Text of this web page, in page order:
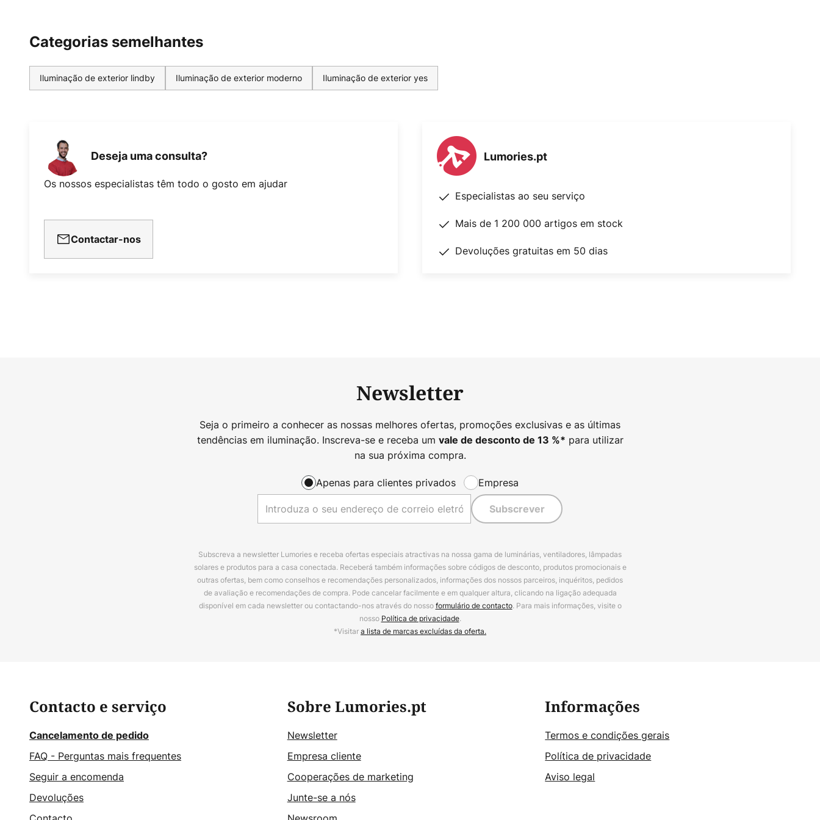
Categorias semelhantes
Iluminação de exterior lindby Iluminação de exterior moderno Iluminação de exterior yes
Deseja uma consulta?
Os nossos especialistas têm todo o gosto em ajudar
Contactar-nos
Lumories.pt
Especialistas ao seu serviço
Mais de 1 200 000 artigos em stock
Devoluções gratuitas em 50 dias
Newsletter
Seja o primeiro a conhecer as nossas melhores ofertas, promoções exclusivas e as últimas
tendências em iluminação. Inscreva-se e receba um vale de desconto de 13 %* para utilizar
na sua próxima compra.
Apenas para clientes privados Empresa
Subscrever
Subscreva a newsletter Lumories e receba ofertas especiais atractivas na nossa gama de luminárias, ventiladores, lâmpadas
solares e produtos para a casa conectada. Receberá também informações sobre códigos de desconto, produtos promocionais e
outras ofertas, bem como conselhos e recomendações personalizados, informações dos nossos parceiros, inquéritos, pedidos
de avaliação e recomendações de compra. Pode cancelar facilmente e em qualquer altura, clicando na ligação adequada
disponível em cada newsletter ou contactando-nos através do nossoformulário de contacto. Para mais informações, visite o
nosso Política de privacidade.
*Visitara lista de marcas excluídas da oferta.
Contacto e serviço
Cancelamento de pedido
FAQ - Perguntas mais frequentes
Seguir a encomenda
Devoluções
Sobre Lumories.pt
Newsletter
Empresa cliente
Cooperações de marketing
Junte-se a nós
Informações
Termos e condições gerais
Política de privacidade
Aviso legal